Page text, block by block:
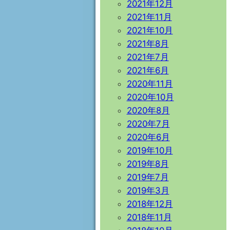
2021年12月
2021年11月
2021年10月
2021年8月
2021年7月
2021年6月
2020年11月
2020年10月
2020年8月
2020年7月
2020年6月
2019年10月
2019年8月
2019年7月
2019年3月
2018年12月
2018年11月